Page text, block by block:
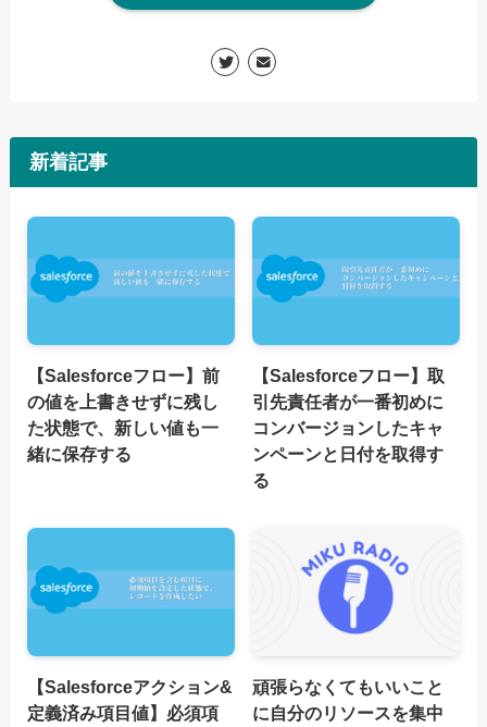
新着記事
【Salesforceフロー】前
の値を上書きせずに残し
た状態で、新しい値も一
緒に保存する
【Salesforceフロー】取
引先責任者が一番初めに
コンバージョンしたキャ
ンペーンと日付を取得す
る
【Salesforceアクション&
定義済み項目値】必須項
頑張らなくてもいいこと
に自分のリソースを集中